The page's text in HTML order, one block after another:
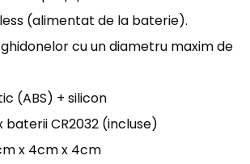
(alimentat de la baterie).
cu un diametru maxim de
(ABS) + silicon
baterii CR2032 (incluse)
x 4cm x 4cm